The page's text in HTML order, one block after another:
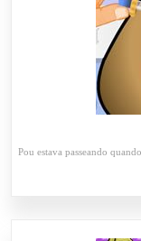
Pou estava passeando